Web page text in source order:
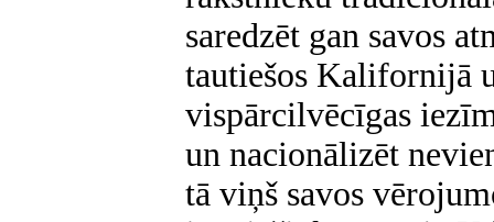
saredzēt gan savos
tautiešos Kalifornijā
vispārcilvēcīgas
un nacionālizēt
tā viņš savos